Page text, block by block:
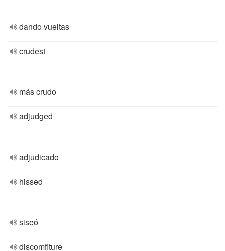
dando vueltas
crudest
más crudo
adjudged
adjudicado
hissed
siseó
discomfiture